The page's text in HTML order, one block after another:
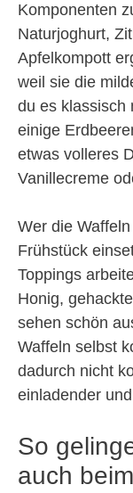
Komponenten
Naturjoghurt,
Apfelkompott
weil sie die
du es klassisch
einige
etwas volleres
Vanillecreme
Wer die
Frühstück
Toppings
Honig,
sehen schön
Waffeln selbst
dadurch nicht
einladender
So
auch